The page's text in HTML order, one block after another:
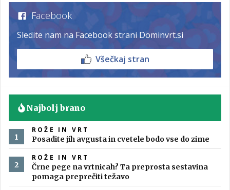
Facebook
Sledite nam na Facebook strani Dominvrt.si
Všečkaj stran
Najbolj brano
ROŽE IN VRT
Posadite jih avgusta in cvetele bodo vse do zime
ROŽE IN VRT
Črne pege na vrtnicah? Ta preprosta sestavina
pomaga preprečiti težavo